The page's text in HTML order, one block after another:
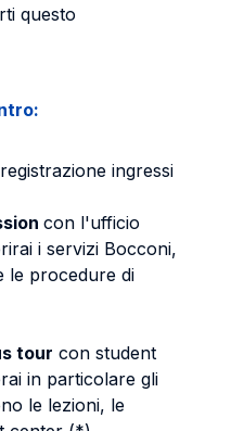
questo
registrazione ingressi
con l'ufficio
i servizi Bocconi,
le procedure di
tour con student
in particolare gli
le lezioni, le